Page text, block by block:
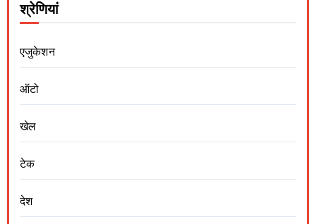
श्रेणियां
एजुकेशन
ऑटो
खेल
टेक
देश